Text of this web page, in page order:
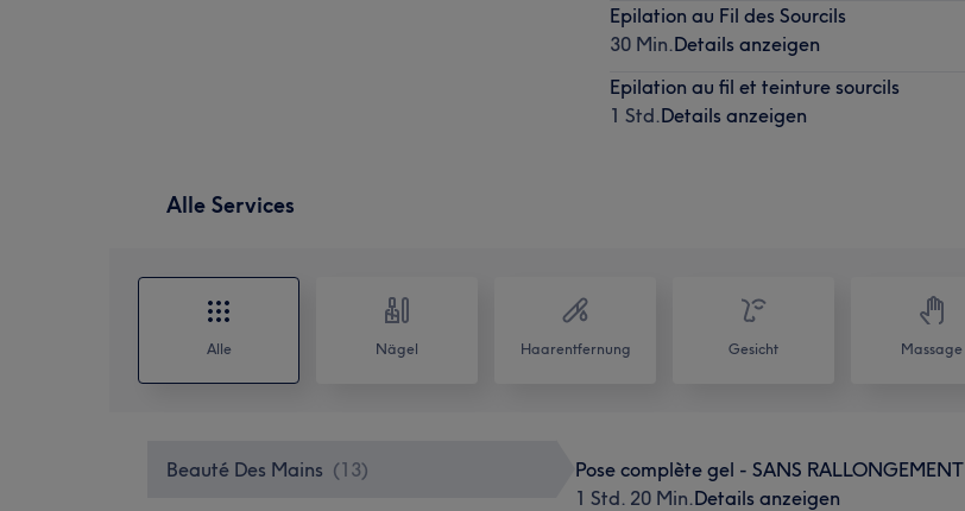
Epilation au Fil des Sourcils
30 Min.Details anzeigen
Epilation au fil et teinture sourcils
1 Std.Details anzeigen
Alle Services
Alle Nägel Haarentfernung Gesicht Massage
Beauté Des Mains (13)
Pose complète gel - SANS RALLONGEMENT
1 Std. 20 Min.Details anzeigen